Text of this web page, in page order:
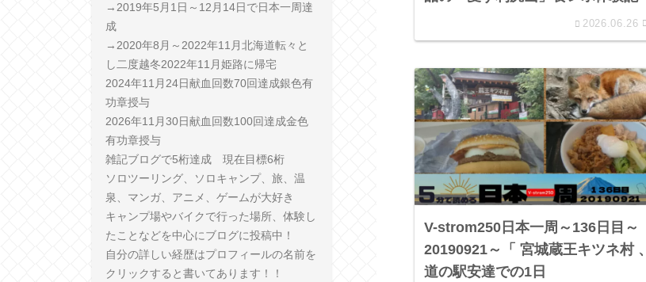
2026.06.26
V-strom250日本一周～136日目～
20190921～「 宮城蔵王キツネ村 、
道の駅安達での1日
→2019年5月1日～12月14日で日本一周達
成
→2020年8月～2022年11月北海道転々と
し二度越冬2022年11月姫路に帰宅
2024年11月24日献血回数70回達成銀色有
功章授与
2026年11月30日献血回数100回達成金色
有功章授与
雑記ブログで5桁達成 現在目標6桁
ソロツーリング、ソロキャンプ、旅、温
泉、マンガ、アニメ、ゲームが大好き
キャンプ場やバイクで行った場所、体験し
たことなどを中心にブログに投稿中！
自分の詳しい経歴はプロフィールの名前を
クリックすると書いてあります！！